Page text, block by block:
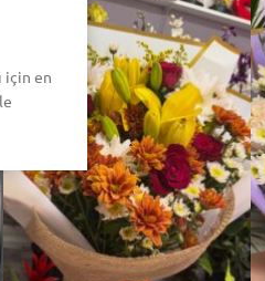
için en